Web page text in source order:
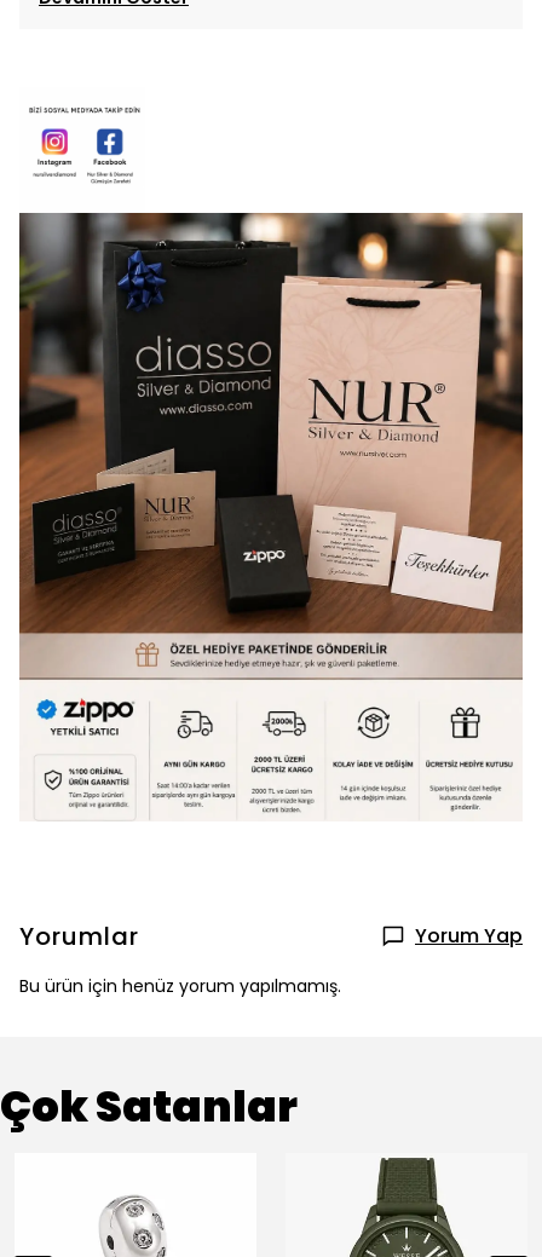
Yorumlar Yorum Yap
Bu ürün için henüz yorum yapılmamış.
Çok Satanlar